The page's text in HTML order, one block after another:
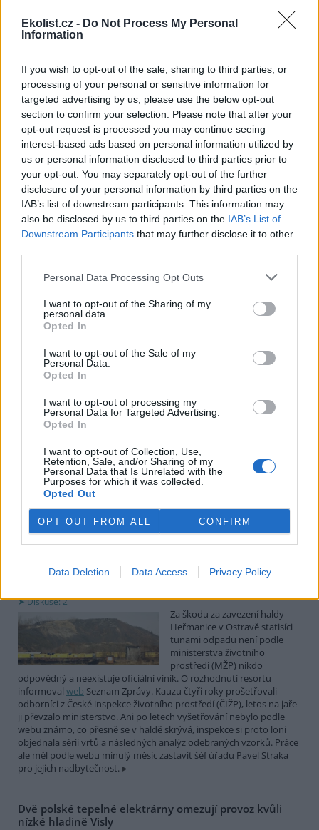
Ekolist.cz - Do Not Process My Personal
Information
If you wish to opt-out of the sale, sharing to third parties, or
processing of your personal or sensitive information for
targeted advertising by us, please use the below opt-out
section to confirm your selection. Please note that after your
opt-out request is processed you may continue seeing
interest-based ads based on personal information utilized by
us or personal information disclosed to third parties prior to
your opt-out. You may separately opt-out of the further
disclosure of your personal information by third parties on the
IAB’s list of downstream participants. This information may
also be disclosed by us to third parties on the IAB’s List of
Downstream Participants that may further disclose it to other
Personal Data Processing Opt Outs
I want to opt-out of the Sharing of my
personal data.
Opted In
I want to opt-out of the Sale of my
Personal Data.
Opted In
I want to opt-out of processing my
Personal Data for Targeted Advertising.
Opted In
I want to opt-out of Collection, Use,
Retention, Sale, and/or Sharing of my
Personal Data that Is Unrelated with the
Purposes for which it was collected.
Opted Out
OPT OUT FROM ALL CONFIRM
Data Deletion Data Access Privacy Policy
vyschl. Městský obvod VI chce
využít období bez vody k
dělala už v červnu a další zásah v tuto chvíli neplánuje, zjistila ČTK.
Červený chce peníze ušetřené za rekultivaci rozdělit
obcím podle původní dohody
ČTK )
Diskuse: 2
Ministr životního prostředí
Igor Červený (Motoristé) chce
peníze, které Severní
energetická ušetřila na
rekultivacích hnědouhelného
lomu ČSA na Mostecku, rozdělit obcím podle původní dohody.
Uvedl to na sítiX. Původně chtěla Severní energetická dát peníze
v pondělí ale společnost uvedla, že hodlá sama rozhodnout o
obcemi v okolí těžební oblasti. Červeného krok překvapil, postup
společnosti sleduje se znepokojením. Společnost patří do
energetické skupiny Sev.en, kterou vlastní Pavel Tykač.
Italské zemědělce trápí listokaz japonský ničící vinice i
5.8.2026 01:12 | ŘÍM (ČTK)
Diskuse: 2
původní domovinou je
Japonsko, se stávají čím dál
větší hrozbou v Itálii. Rojí se po
sadech a vinicích a zanechávají za sebou listy s vykousanými
mřížkami, což oslabuje rostliny a snižuje úrodu, napsala agentura
viník neexistuje
Diskuse: 2
Za škodu za zavezení haldy
Heřmanice v Ostravě statisíci
tunami odpadu není podle
ministerstva životního
prostředí (MŽP) nikdo
odpovědný a neexistuje oficiální viník. O rozhodnutí resortu
informoval web Seznam Zprávy. Kauzu čtyři roky prošetřovali
odborníci z České inspekce životního prostředí (ČIŽP), letos na jaře
ji převzalo ministerstvo. Ani po letech vyšetřování nebylo podle
webu známo, co přesně se v haldě skrývá, inspekce si proto loni
objednala sérii vrtů a následných analýz odebraných vzorků. Práce
ale měl podle webu minulý měsíc zastavit šéf úřadu Pavel Straka
pro jejich nadbytečnost.
Dvě polské tepelné elektrárny omezují provoz kvůli
nízké hladině Visly